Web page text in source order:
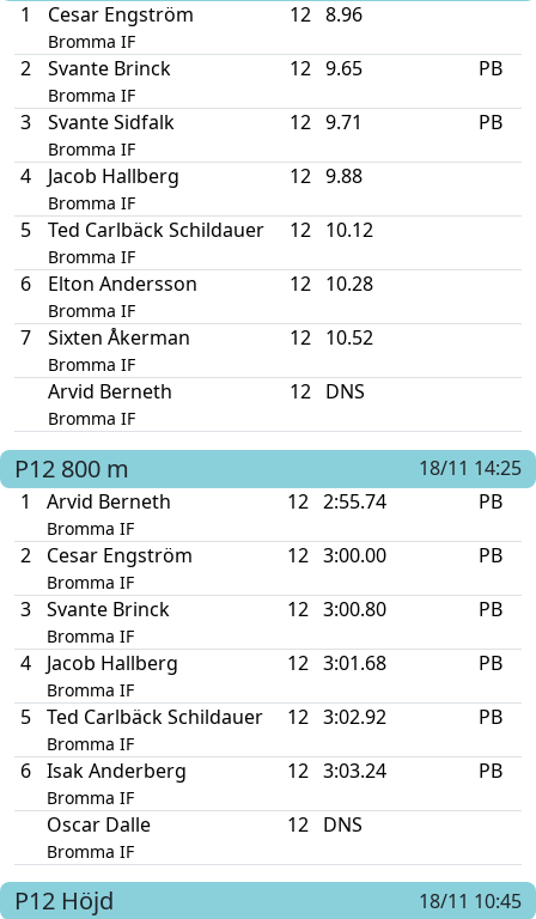
1
Cesar Engström
Bromma IF
12 8.96
2 Svante Brinck
Bromma IF
12 9.65 PB
3 Svante Sidfalk
Bromma IF
12 9.71 PB
4 Jacob Hallberg
Bromma IF
12 9.88
5 Ted Carlbäck Schildauer
Bromma IF
12 10.12
6 Elton Andersson
Bromma IF
12 10.28
7 Sixten Åkerman
Bromma IF
12 10.52
Arvid Berneth
Bromma IF
12 DNS
P12 800 m
18/11 14:25
1
Arvid Berneth
Bromma IF
12 2:55.74 PB
2 Cesar Engström
Bromma IF
12 3:00.00 PB
3 Svante Brinck
Bromma IF
12 3:00.80 PB
4 Jacob Hallberg
Bromma IF
12 3:01.68 PB
5 Ted Carlbäck Schildauer
Bromma IF
12 3:02.92 PB
6 Isak Anderberg
Bromma IF
12 3:03.24 PB
Oscar Dalle
Bromma IF
12 DNS
P12 Höjd
18/11 10:45